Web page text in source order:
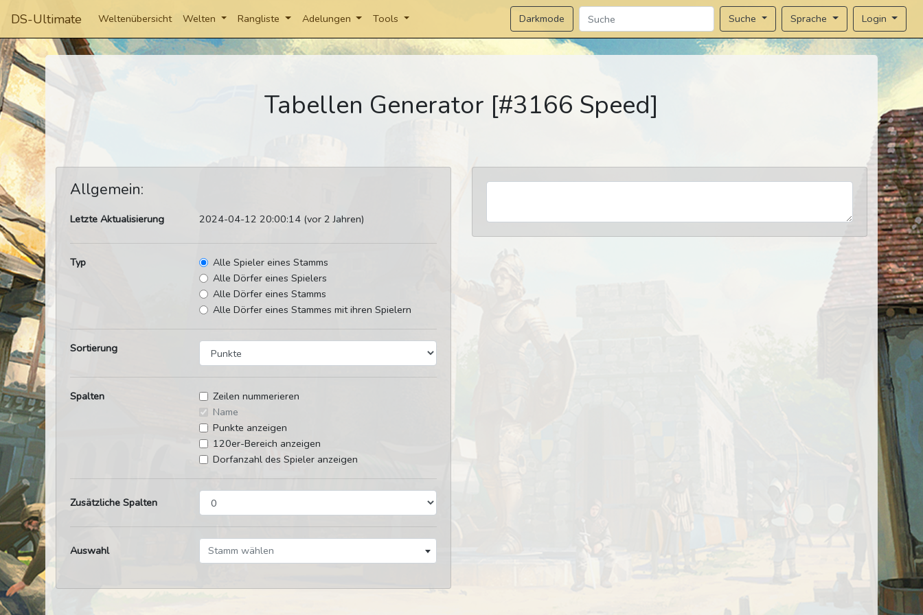
DS-Ultimate Weltenübersicht Welten Rangliste Adelungen Tools Darkmode Suche Sprache Login
Tabellen Generator [#3166 Speed]
Allgemein:
Letzte Aktualisierung 2024-04-12 20:00:14 (vor 2 Jahren)
Typ
Alle Spieler eines Stamms
Alle Dörfer eines Spielers
Alle Dörfer eines Stamms
Alle Dörfer eines Stammes mit ihren Spielern
Sortierung
Spalten
Zeilen nummerieren
Name
Punkte anzeigen
120er-Bereich anzeigen
Dorfanzahl des Spieler anzeigen
Zusätzliche Spalten
Auswahl Stamm wählen